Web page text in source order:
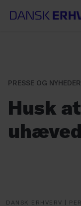
PRESSE OG NYHEDER
Husk
DANSK ERHVERV |